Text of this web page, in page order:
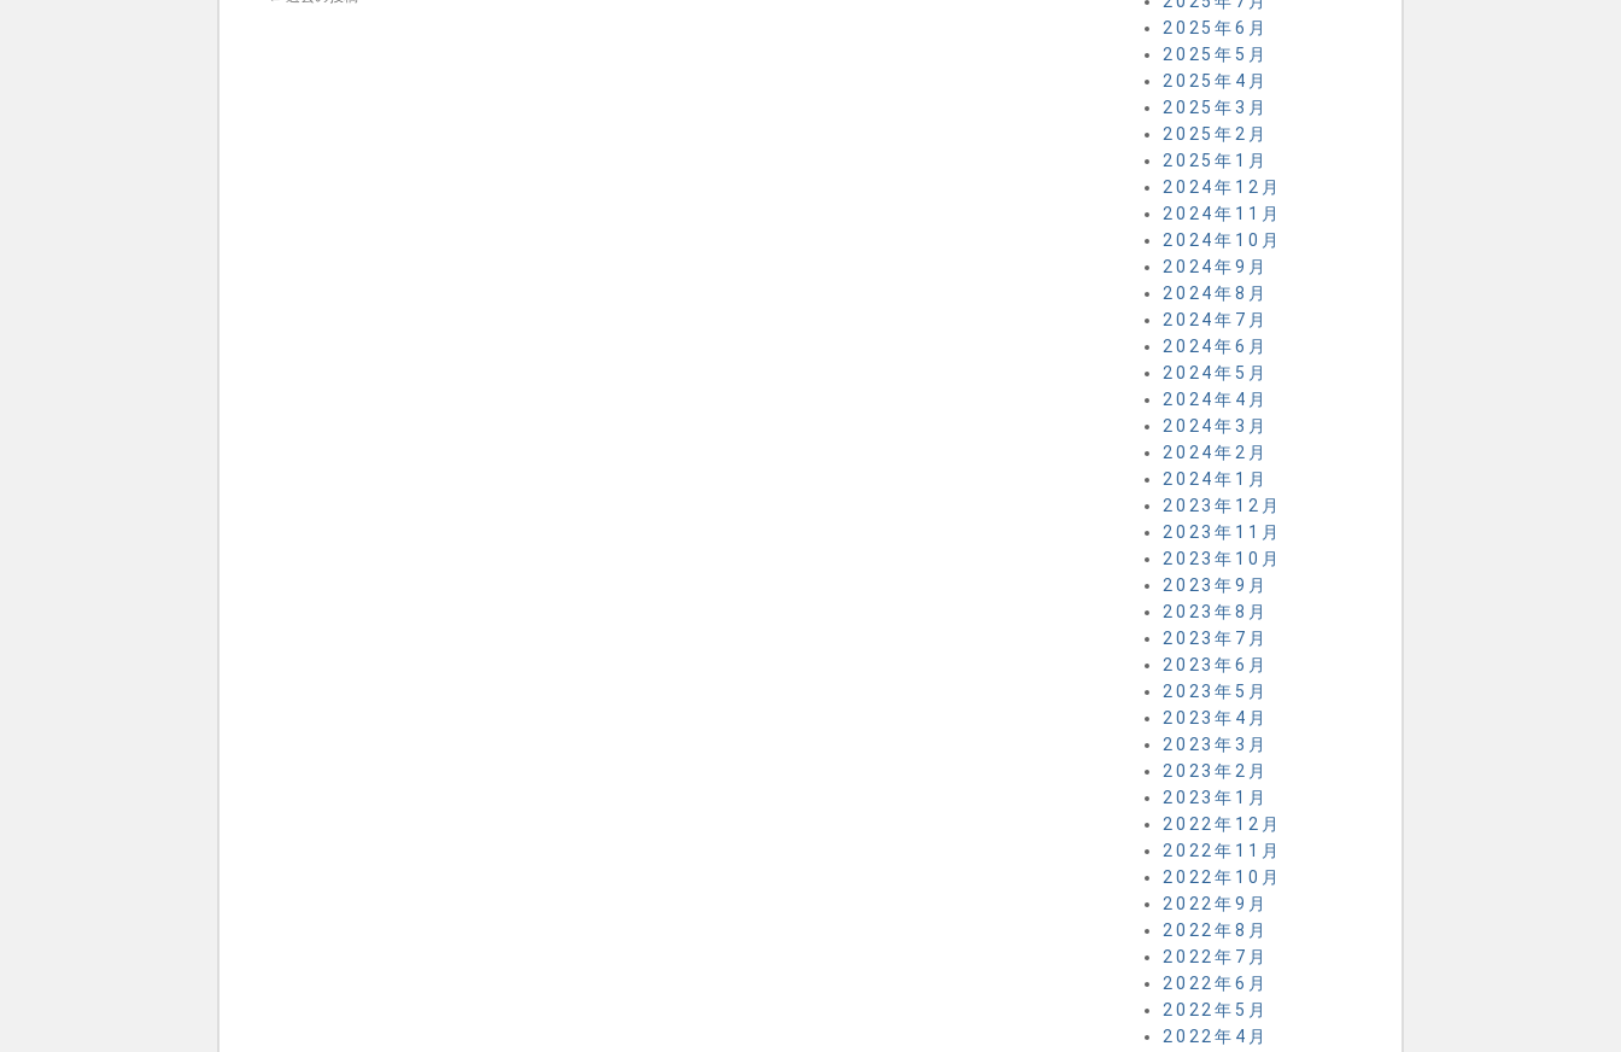
2025年6月
2025年5月
2025年4月
2025年3月
2025年2月
2025年1月
2024年12月
2024年11月
2024年10月
2024年9月
2024年8月
2024年7月
2024年6月
2024年5月
2024年4月
2024年3月
2024年2月
2024年1月
2023年12月
2023年11月
2023年10月
2023年9月
2023年8月
2023年7月
2023年6月
2023年5月
2023年4月
2023年3月
2023年2月
2023年1月
2022年12月
2022年11月
2022年10月
2022年9月
2022年8月
2022年7月
2022年6月
2022年5月
2022年4月